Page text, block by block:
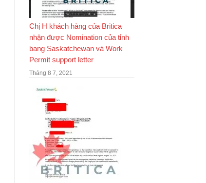
Chị H khách hàng của Britica
nhận được Nomination của tỉnh
bang Saskatchewan và Work
Permit support letter
Tháng 8 7, 2021